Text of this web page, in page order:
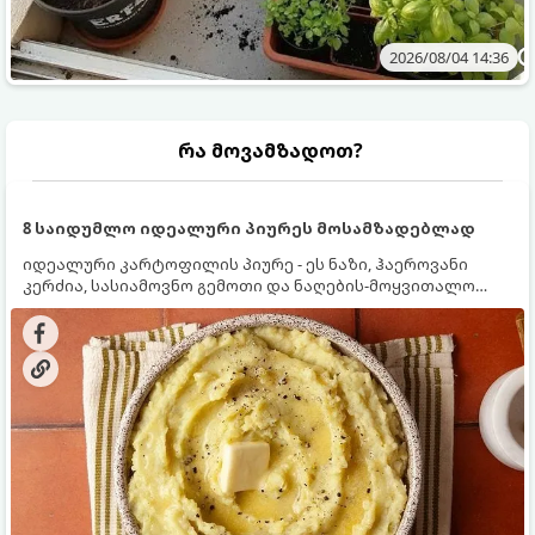
2026/08/04 14:36
რა მოვამზადოთ?
8 საიდუმლო იდეალური პიურეს მოსამზადებლად
იდეალური კარტოფილის პიურე - ეს ნაზი, ჰაეროვანი
კერძია, სასიამოვნო გემოთი და ნაღების-მოყვითალო
ფერით. მისი მომზადება ძალიან მარტივია, მაგრამ
არსებობს რამდენიმე საიდუმლო, რომლებიც უნდა
იცოდეთ, რომ პიურე იდეალურად გემრიელი გამოვიდეს.